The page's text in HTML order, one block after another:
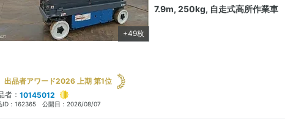
+49枚
7.9m, 250kg, 自走式高所作業車
出品者アワード2026 上期 第1位
者： 10145012
ID： 162365 公開日： 2026/08/07